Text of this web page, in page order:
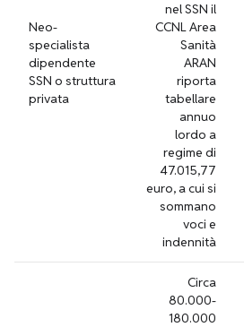
Neo-
specialista
dipendente
SSN o struttura
privata
nel SSN il
CCNL Area
Sanità
ARAN
riporta
tabellare
annuo
lordo a
regime di
47.015,77
euro, a cui si
sommano
voci e
indennità
Circa
80.000-
180.000